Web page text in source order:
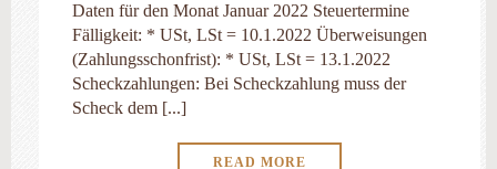
Daten für den Monat Januar 2022 Steuertermine
Fälligkeit: * USt, LSt = 10.1.2022 Überweisungen
(Zahlungsschonfrist): * USt, LSt = 13.1.2022
Scheckzahlungen: Bei Scheckzahlung muss der
Scheck dem [...]
READ MORE